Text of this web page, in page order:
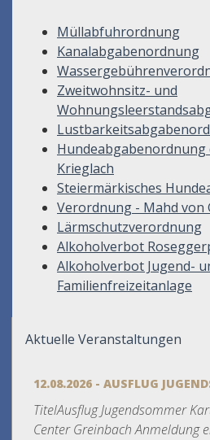
Müllabfuhrordnung
Kanalabgabenordnung
Zweitwohnsitz- und
Krieglach
Steiermärkisches
Verordnung - Mahd von
Lärmschutzverordnung
Alkoholverbot
Alkoholverbot Jugend-
Familienfreizeitanlage
Aktuelle Veranstaltungen
12.08.2026 - AUSFLUG
TitelAusflug Jugendsommer
Center Greinbach Anmeldung